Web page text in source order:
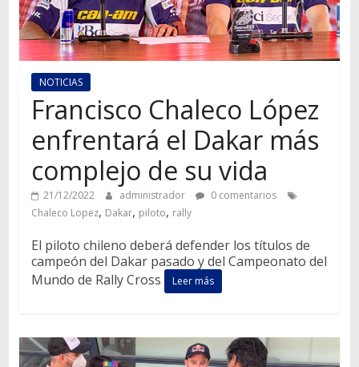
NOTICIAS
Francisco Chaleco López
enfrentará el Dakar más
complejo de su vida
21/12/2022 administrador
0 comentarios
Chaleco Lopez, Dakar, piloto, rally
El piloto chileno deberá defender los títulos de
campeón del Dakar pasado y del Campeonato del
Mundo de Rally Cross
Leer más